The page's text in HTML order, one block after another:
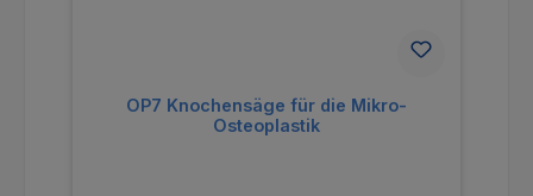
OP7 Knochensäge für die Mikro-
Osteoplastik